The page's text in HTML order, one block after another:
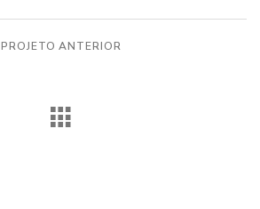
PROJETO ANTERIOR